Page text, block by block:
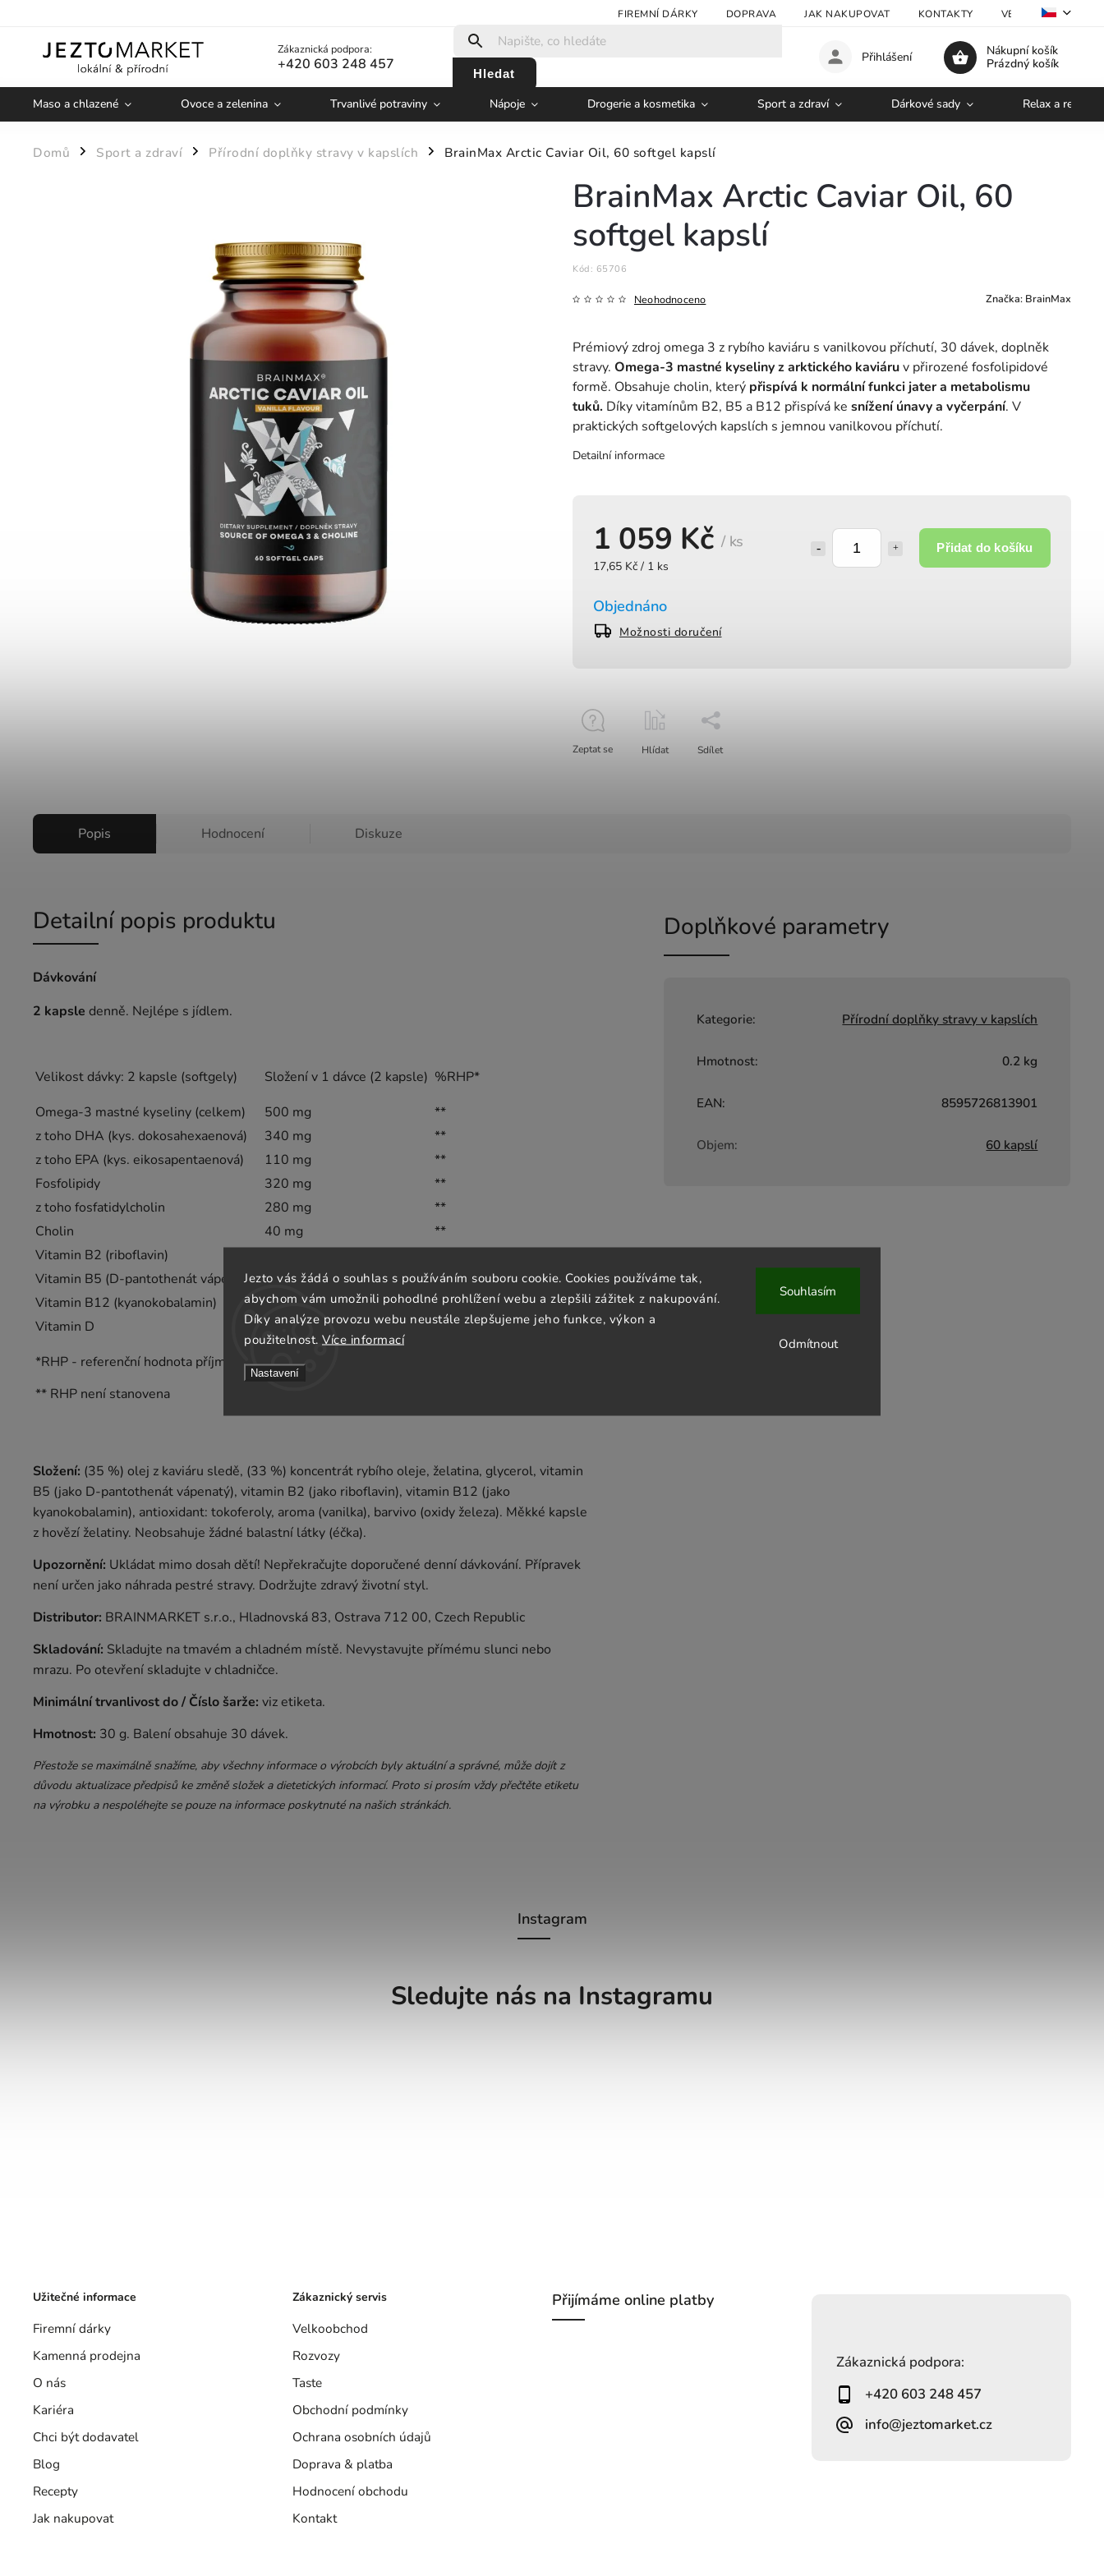
Jezto vás žádá o souhlas s používáním souboru cookie. Cookies používáme tak,
abychom vám umožnili pohodlné prohlížení webu a zlepšili zážitek z nakupování.
Díky analýze provozu webu neustále zlepšujeme jeho funkce, výkon a
použitelnost. Více informací
Nastavení
Odmítnout
Souhlasím
FIREMNÍ DÁRKY DOPRAVA JAK NAKUPOVAT KONTAKTY VELKOOBCHOD
Zákaznická podpora:
+420 603 248 457
Hledat
Nákupní košík
Prázdný košík
Přihlášení
Maso a chlazené Ovoce a zelenina Trvanlivé potraviny Nápoje Drogerie a kosmetika Sport a zdraví Dárkové sady Relax a
Domů / Sport a zdraví / Přírodní doplňky stravy v kapslích / BrainMax Arctic Caviar Oil, 60 softgel kapslí
1 059 Kč/ ks
17,65 Kč / 1 ks
Přidat do košíku
Objednáno
Možnosti doručení
BrainMax Arctic Caviar Oil, 60
softgel kapslí
Kód: 65706
Neohodnoceno Značka: BrainMax
Prémiový zdroj omega 3 z rybího kaviáru s vanilkovou příchutí, 30 dávek, doplněk
stravy. Omega-3 mastné kyseliny z arktického kaviáruv přirozené fosfolipidové
formě. Obsahuje cholin, který přispívá k normální funkci jater a metabolismu
tuků. Díky vitamínům B2, B5 a B12 přispívá ke snížení únavy a vyčerpání. V
praktických softgelových kapslích s jemnou vanilkovou příchutí.
Detailní informace
Zeptat se Hlídat Sdílet
Popis Hodnocení Diskuze
Detailní popis produktu
Dávkování
2 kapsle denně. Nejlépe s jídlem.
Velikost dávky: 2 kapsle (softgely) Složení v 1 dávce (2 kapsle) %RHP*
Omega-3 mastné kyseliny (celkem)
500 mg
**
z toho DHA (kys. dokosahexaenová)
340 mg
**
z toho EPA (kys. eikosapentaenová)
110 mg
**
Fosfolipidy
320 mg
**
z toho fosfatidylcholin
280 mg
**
Cholin
40 mg
**
Vitamin B2 (riboflavin)
Vitamin B5 (D-pantothenát vápenatý) 4,4 mg
73 %
Vitamin B12 (kyanokobalamin)
1,8 µg
72 %
Vitamin D
1 µg
20 %
*RHP - referenční hodnota příjmu
** RHP není stanovena
Složení: (35 %) olej z kaviáru sledě, (33 %) koncentrát rybího oleje, želatina, glycerol, vitamin
B5 (jako D-pantothenát vápenatý), vitamin B2 (jako riboflavin), vitamin B12 (jako
kyanokobalamin), antioxidant: tokoferoly, aroma (vanilka), barvivo (oxidy železa). Měkké kapsle
z hovězí želatiny. Neobsahuje žádné balastní látky (éčka).
Upozornění: Ukládat mimo dosah dětí! Nepřekračujte doporučené denní dávkování. Přípravek
není určen jako náhrada pestré stravy. Dodržujte zdravý životní styl.
Distributor: BRAINMARKET s.r.o., Hladnovská 83, Ostrava 712 00, Czech Republic
Skladování: Skladujte na tmavém a chladném místě. Nevystavujte přímému slunci nebo
mrazu. Po otevření skladujte v chladničce.
Minimální trvanlivost do / Číslo šarže: viz etiketa.
Hmotnost: 30 g. Balení obsahuje 30 dávek.
Přestože se maximálně snažíme, aby všechny informace o výrobcích byly aktuální a správné, může dojít z
důvodu aktualizace předpisů ke změně složek a dietetických informací. Proto si prosím vždy přečtěte etiketu
na výrobku a nespoléhejte se pouze na informace poskytnuté na našich stránkách.
Doplňkové parametry
Kategorie: Přírodní doplňky stravy v kapslích
Hmotnost: 0.2 kg
EAN: 8595726813901
Objem: 60 kapslí
Zákaznická podpora:
+420 603 248 457
info@jeztomarket.cz
Instagram
Sledujte nás na Instagramu
Užitečné informace
Firemní dárky
Kamenná prodejna
O nás
Kariéra
Chci být dodavatel
Blog
Recepty
Jak nakupovat
Zákaznický servis
Velkoobchod
Rozvozy
Taste
Obchodní podmínky
Ochrana osobních údajů
Doprava & platba
Hodnocení obchodu
Kontakt
Přijímáme online platby